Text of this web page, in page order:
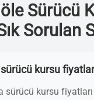
Sürücü
Sorulan
kursu
sürücü kursu